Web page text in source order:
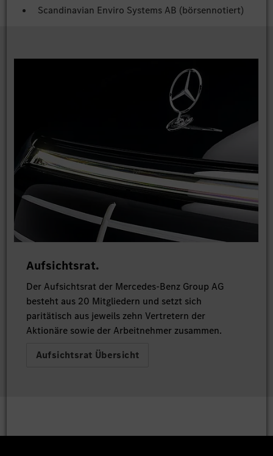
Scandinavian Enviro Systems AB (börsennotiert)
Aufsichtsrat.
Der Aufsichtsrat der Mercedes-Benz Group AG
besteht aus 20 Mitgliedern und setzt sich
paritätisch aus jeweils zehn Vertretern der
Aktionäre sowie der Arbeitnehmer zusammen.
Aufsichtsrat Übersicht